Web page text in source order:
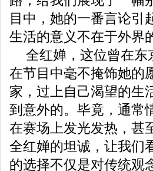
目中，她的一番言论引
生活的意义不在于外界
全红婵，这位曾在
在节目中毫不掩饰她的
家，过上自己渴望的生
到意外的。毕竟，通常
在赛场上发光发热，甚
全红婵的坦诚，让我们
的选择不仅是对传统观